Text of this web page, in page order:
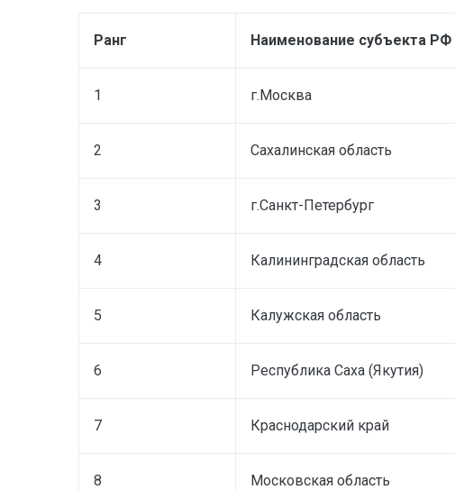
Ранг Наименование субъекта РФ
1 г.Москва
2 Сахалинская область
3 г.Санкт-Петербург
4 Калининградская область
5 Калужская область
6 Республика Саха (Якутия)
7 Краснодарский край
8 Московская область